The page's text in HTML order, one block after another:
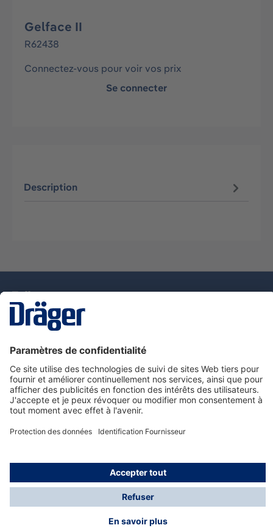
Gelface II
R62438
Connectez-vous pour voir vos prix
Se connecter
Description
Nous contacter
Service de e-commande Dräger
Informations sur les produits
© Dräger France SAS, 2024
*Prix hors taxe. Frais de gestion et de livraison standard
offerts; Indépendamment de la valeur ou du volume de